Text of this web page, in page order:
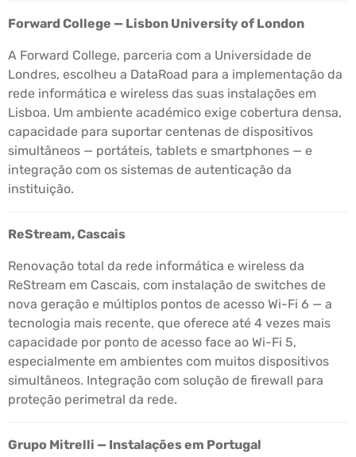
Forward College — Lisbon University of London
A Forward College, parceria com a Universidade de
Londres, escolheu a DataRoad para a implementação da
rede informática e wireless das suas instalações em
Lisboa. Um ambiente académico exige cobertura densa,
capacidade para suportar centenas de dispositivos
simultâneos — portáteis, tablets e smartphones — e
integração com os sistemas de autenticação da
instituição.
ReStream, Cascais
Renovação total da rede informática e wireless da
ReStream em Cascais, com instalação de switches de
nova geração e múltiplos pontos de acesso Wi-Fi 6 — a
tecnologia mais recente, que oferece até 4 vezes mais
capacidade por ponto de acesso face ao Wi-Fi 5,
especialmente em ambientes com muitos dispositivos
simultâneos. Integração com solução de firewall para
proteção perimetral da rede.
Grupo Mitrelli — Instalações em Portugal